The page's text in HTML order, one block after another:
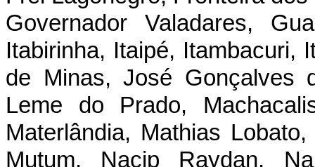
Governador Valadares,
Itabirinha, Itaipé, Itambacuri,
de Minas, José Gonçalves
Leme do Prado,
Materlândia, Mathias
Mutum, Nacip Raydan,